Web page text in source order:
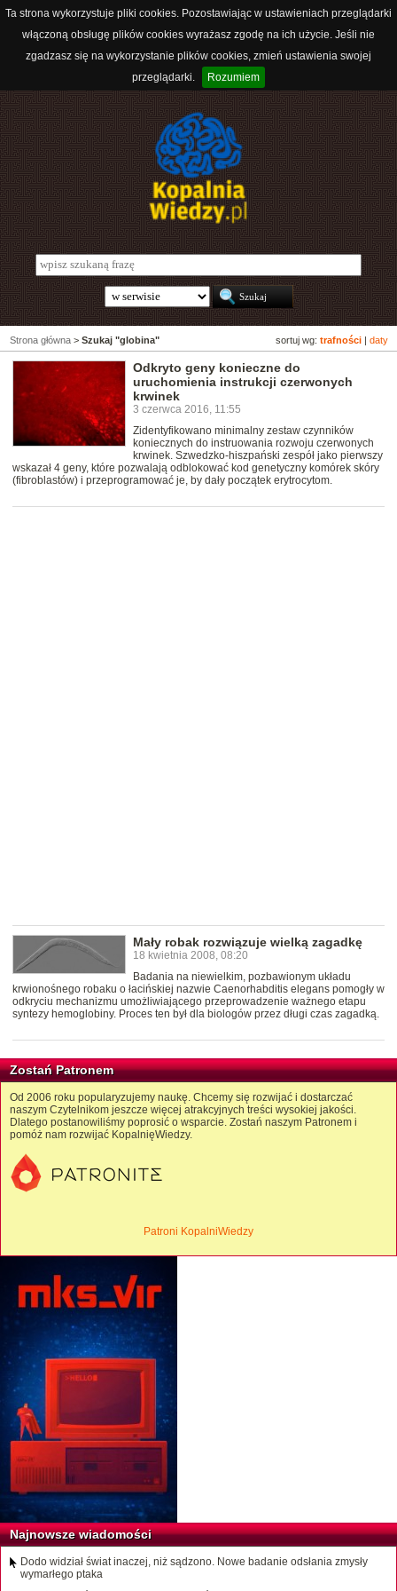
Ta strona wykorzystuje pliki cookies. Pozostawiając w ustawieniach przeglądarki
włączoną obsługę plików cookies wyrażasz zgodę na ich użycie. Jeśli nie
zgadzasz się na wykorzystanie plików cookies, zmień ustawienia swojej
przeglądarki.
Rozumiem
sortuj wg: trafności daty
Strona główna > Szukaj "globina"
Odkryto geny konieczne do
uruchomienia instrukcji czerwonych
krwinek
3 czerwca 2016, 11:55
Zidentyfikowano minimalny zestaw czynników
koniecznych do instruowania rozwoju czerwonych
krwinek. Szwedzko-hiszpański zespół jako pierwszy
wskazał 4 geny, które pozwalają odblokować kod genetyczny komórek skóry
(fibroblastów) i przeprogramować je, by dały początek erytrocytom.
Mały robak rozwiązuje wielką zagadkę
18 kwietnia 2008, 08:20
Badania na niewielkim, pozbawionym układu
krwionośnego robaku o łacińskiej nazwie Caenorhabditis elegans pomogły w
odkryciu mechanizmu umożliwiającego przeprowadzenie ważnego etapu
syntezy hemoglobiny. Proces ten był dla biologów przez długi czas zagadką.
Zostań Patronem
Od 2006 roku popularyzujemy naukę. Chcemy się rozwijać i dostarczać
naszym Czytelnikom jeszcze więcej atrakcyjnych treści wysokiej jakości.
Dlatego postanowiliśmy poprosić o wsparcie. Zostań naszym Patronem i
pomóż nam rozwijać KopalnięWiedzy.
Patroni KopalniWiedzy
Najnowsze wiadomości
Dodo widział świat inaczej, niż sądzono. Nowe badanie odsłania zmysły
wymarłego ptaka